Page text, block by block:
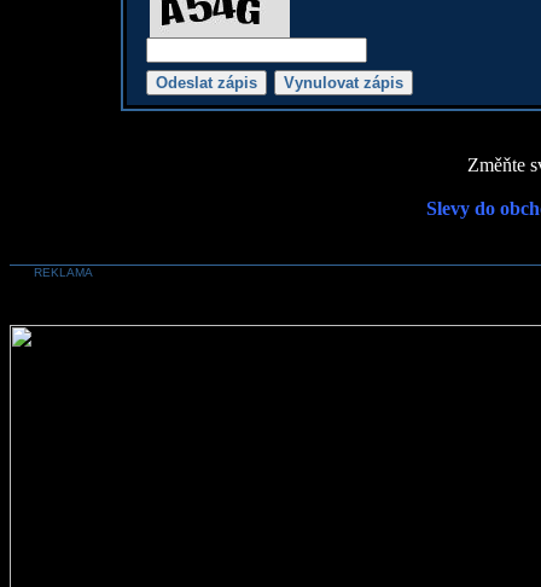
Změňte
Slevy do
REKLAMA